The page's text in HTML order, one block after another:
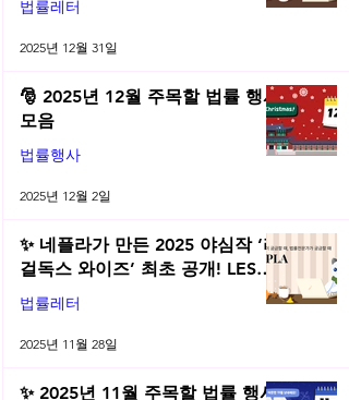
년 12월 네플라 법률레터
법률레터
2025년 12월 31일
🎅 2025년 12월 주목할 법률 행사
모음
법률행사
2025년 12월 2일
✨ 네플라가 만든 2025 야심작 ‘리
걸독스 와이즈’ 최초 공개! LES
2025 무료 초청장 드려요! | 2025
년 11월 네플라 법률레터
법률레터
2025년 11월 28일
✨ 2025년 11월 주목할 법률 행사